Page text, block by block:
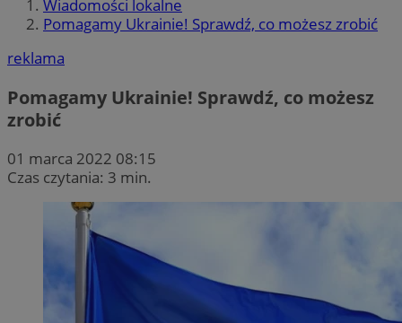
Wiadomości lokalne
Pomagamy Ukrainie! Sprawdź, co możesz zrobić
reklama
Pomagamy Ukrainie! Sprawdź, co możesz
zrobić
01 marca 2022 08:15
Czas czytania: 3 min.